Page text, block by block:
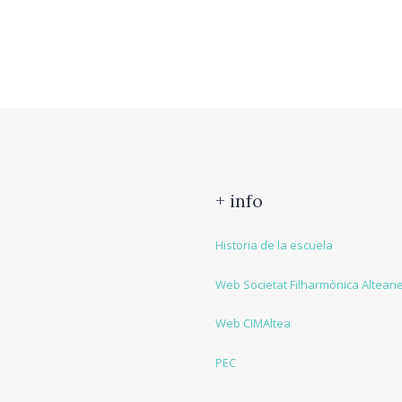
+ info
Historia de la escuela
Web Societat Filharmònica
Web CIMAltea
PEC